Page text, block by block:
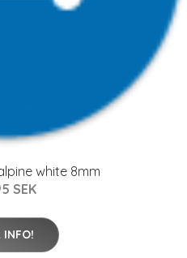
white 8mm
SEK
INFO!